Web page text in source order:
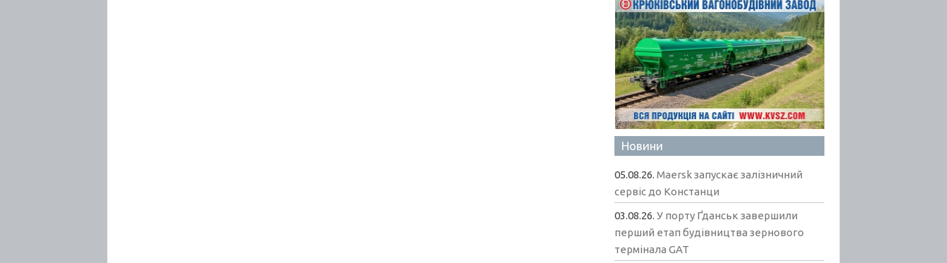
Новини
05.08.26.Maersk запускає залізничний
сервіс до Констанци
03.08.26.У порту Ґданськ завершили
перший етап будівництва зернового
термінала GAT